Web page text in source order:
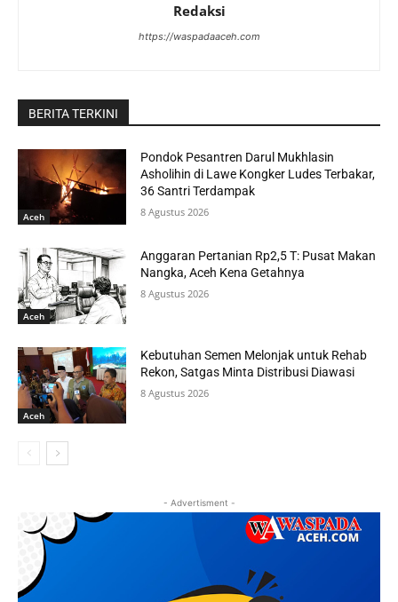
Redaksi
https://waspadaaceh.com
BERITA TERKINI
Aceh
Pondok Pesantren Darul Mukhlasin
Asholihin di Lawe Kongker Ludes Terbakar,
36 Santri Terdampak
8 Agustus 2026
Aceh
Anggaran Pertanian Rp2,5 T: Pusat Makan
Nangka, Aceh Kena Getahnya
8 Agustus 2026
Aceh
Kebutuhan Semen Melonjak untuk Rehab
Rekon, Satgas Minta Distribusi Diawasi
8 Agustus 2026
- Advertisment -